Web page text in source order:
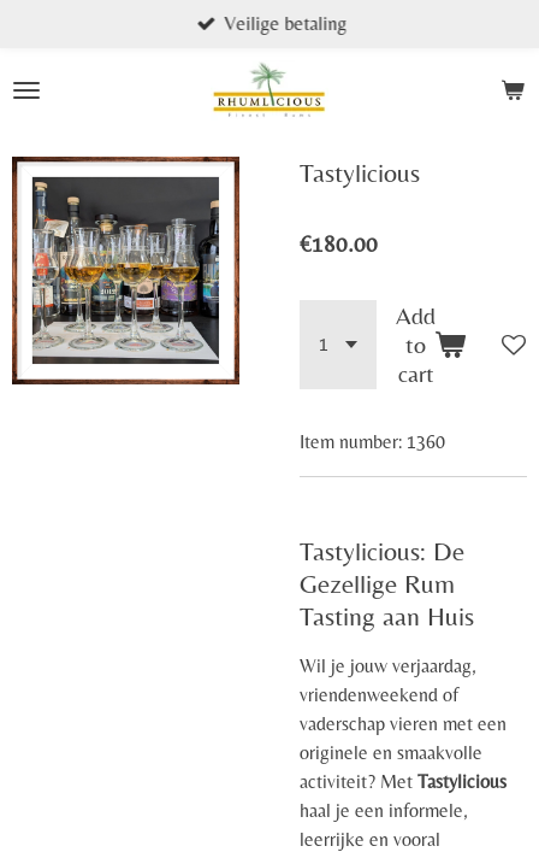
main
Veilige betaling
Tastylicious
€180.00
Add
to
cart
Item number: 1360
Tastylicious: De
Gezellige Rum
Tasting aan Huis
Wil je jouw verjaardag,
vriendenweekend of
vaderschap vieren met een
originele en smaakvolle
activiteit? Met Tastylicious
haal je een informele,
leerrijke en vooral